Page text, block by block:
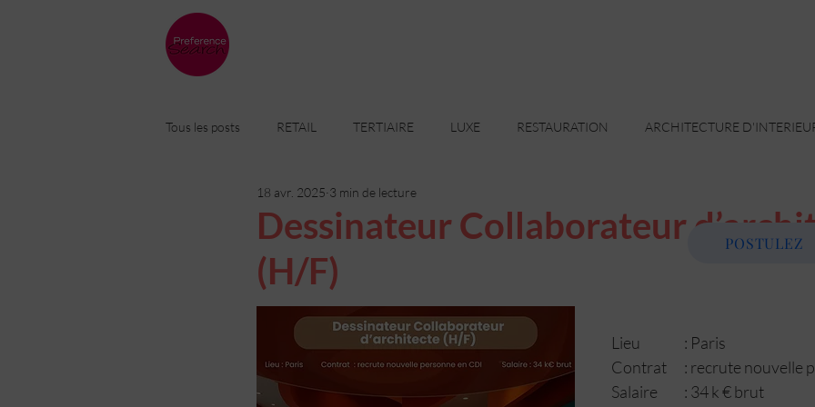
Tous les posts RETAIL TERTIAIRE LUXE RESTAURATION ARCHITECTURE
CONSTRUCTION ARCHITECTE
PLANNIFICATION
MASS MARKET DESSINATEUR DESIGN D'ESPACES AGENCEMENT
Dessinateur Collaborateur
(H/F)
18 avr. 2025 3 min de lecture
Contrat 	: recrute
Salaire 	: 34 k € brut
POSTULEZ